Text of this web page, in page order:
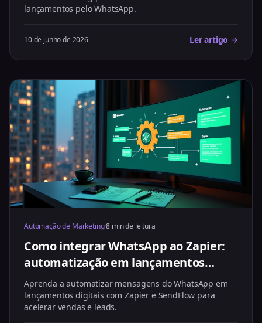
lançamentos pelo WhatsApp.
10 de junho de 2026 Ler artigo →
Automação de Marketing·8 min de leitura
Como integrar WhatsApp ao Zapier:
automatização em lançamentos
digitais
Aprenda a automatizar mensagens do WhatsApp em
lançamentos digitais com Zapier e SendFlow para
acelerar vendas e leads.